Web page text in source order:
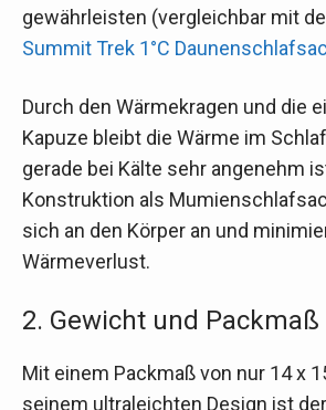
gewährleisten (vergleichbar mit
Summit Trek 1°C
Durch den Wärmekragen und die
Kapuze bleibt die Wärme im
gerade bei Kälte sehr angenehm
Konstruktion als
sich an den Körper an und
Wärmeverlust.
2. Gewicht und Packmaß
Mit einem Packmaß von nur 14 x
seinem ultraleichten Design ist